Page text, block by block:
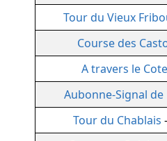
Tour du Vieux
Course des
A travers le
Aubonne-Signal de
Tour du Chablais